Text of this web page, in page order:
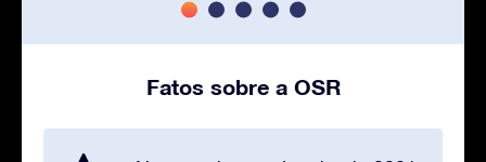
Fatos sobre a OSR